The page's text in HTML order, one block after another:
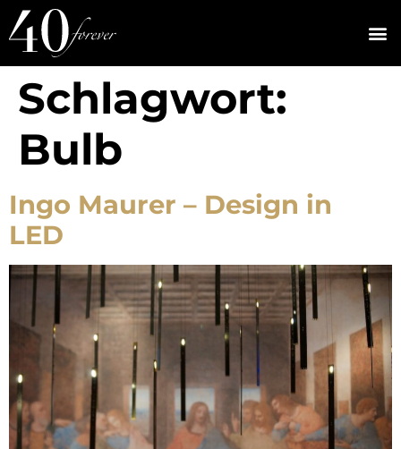
Schlagwort:
Bulb
Ingo Maurer – Design in
LED